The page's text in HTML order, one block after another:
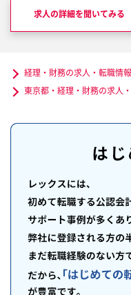
求人の詳細を聞いてみる
経理・財務の求人・転職情
東京都・経理・財務の求人